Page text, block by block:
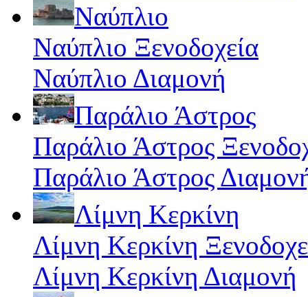
Ναύπλιο
Ναύπλιο Ξενοδοχεία
Ναύπλιο Διαμονή
Παράλιο Άστρος
Παράλιο Άστρος
Παράλιο Άστρος
Λίμνη Κερκίνη
Λίμνη Κερκίνη
Λίμνη Κερκίνη Διαμονή